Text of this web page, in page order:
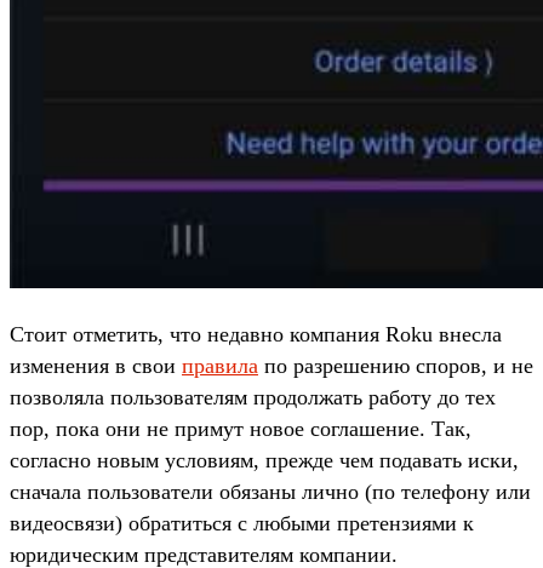
Стоит отметить, что недавно компания Roku внесла
изменения в свои правила по разрешению споров, и не
позволяла пользователям продолжать работу до тех
пор, пока они не примут новое соглашение. Так,
согласно новым условиям, прежде чем подавать иски,
сначала пользователи обязаны лично (по телефону или
видеосвязи) обратиться с любыми претензиями к
юридическим представителям компании.